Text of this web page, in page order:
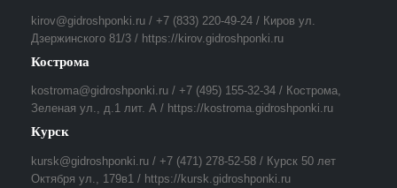
kirov@gidroshponki.ru / +7 (833) 220-49-24 / Киров ул.
Дзержинского 81/3 / https://kirov.gidroshponki.ru
Кострома
kostroma@gidroshponki.ru / +7 (495) 155-32-34 / Кострома,
Зеленая ул., д.1 лит. А / https://kostroma.gidroshponki.ru
Курск
kursk@gidroshponki.ru / +7 (471) 278-52-58 / Курск 50 лет
Октября ул., 179в1 / https://kursk.gidroshponki.ru